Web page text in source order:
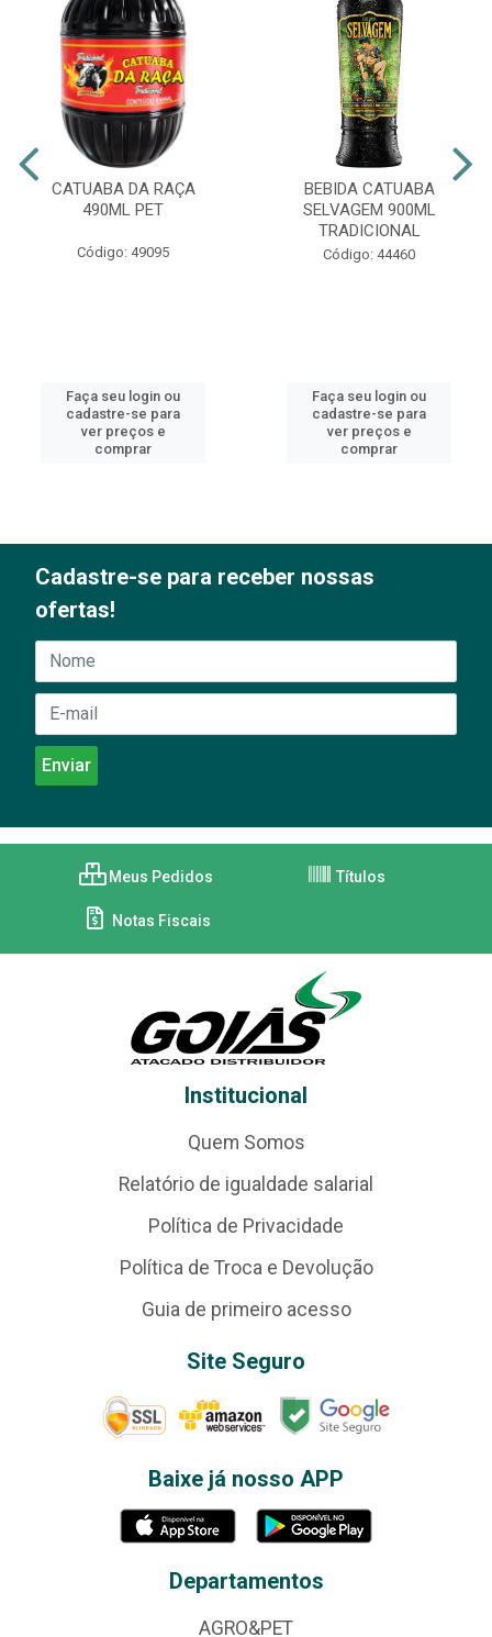
CATUABA DA RAÇA
490ML PET
Código: 49095
Faça seu login ou
cadastre-se para
ver preços e
comprar
BEBIDA CATUABA
SELVAGEM 900ML
TRADICIONAL
Código: 44460
Faça seu login ou
cadastre-se para
ver preços e
comprar
Cadastre-se para receber nossas
ofertas!
Meus Pedidos Títulos
Notas Fiscais
Institucional
Quem Somos
Relatório de igualdade salarial
Política de Privacidade
Política de Troca e Devolução
Guia de primeiro acesso
Site Seguro
Baixe já nosso APP
Departamentos
AGRO&PET